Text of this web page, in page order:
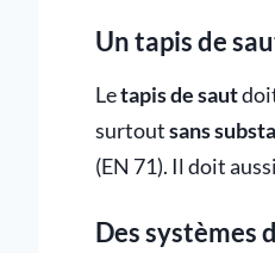
Un tapis de
Letapis de saut
surtoutsans
(EN 71). Il doit
Des systèmes